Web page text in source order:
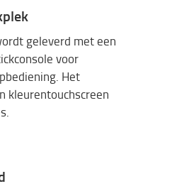
geleverd met een
voor
Het
kleurentouchscreen